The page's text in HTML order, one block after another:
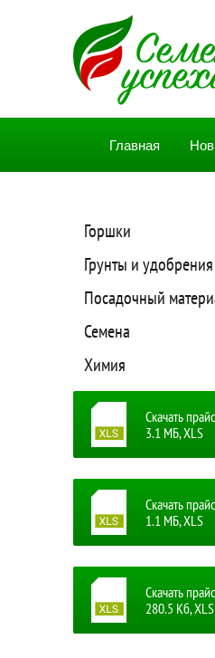
Главная
Горшки
Грунты и удобрения
Посадочный
Семена
Химия
Скачать
3.1 MБ, XLS
Скачать
1.1 MБ, XLS
Скачать
280.5 Кб, XLS